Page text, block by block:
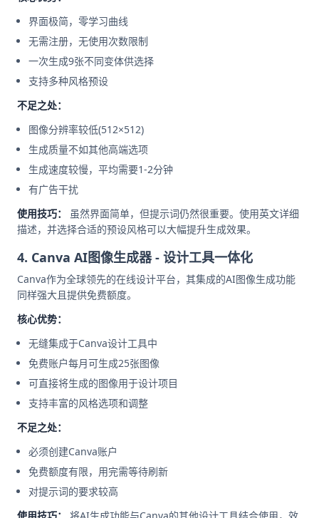
界面极简，零学习曲线
无需注册，无使用次数限制
一次生成9张不同变体供选择
支持多种风格预设
不足之处：
图像分辨率较低(512×512)
生成质量不如其他高端选项
生成速度较慢，平均需要1-2分钟
有广告干扰
使用技巧：
虽然界面简单，但提示词仍然很重要。使用英文详细
描述，并选择合适的预设风格可以大幅提升生成效果。
4. Canva AI图像生成器 - 设计工具一体化
Canva作为全球领先的在线设计平台，其集成的AI图像生成功能
同样强大且提供免费额度。
核心优势：
无缝集成于Canva设计工具中
免费账户每月可生成25张图像
可直接将生成的图像用于设计项目
支持丰富的风格选项和调整
不足之处：
必须创建Canva账户
免费额度有限，用完需等待刷新
对提示词的要求较高